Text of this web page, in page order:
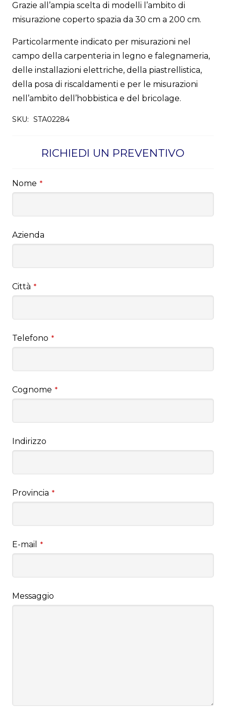
Grazie all’ampia scelta di modelli l’ambito di
misurazione coperto spazia da 30 cm a 200 cm.
Particolarmente indicato per misurazioni nel
campo della carpenteria in legno e falegnameria,
delle installazioni elettriche, della piastrellistica,
della posa di riscaldamenti e per le misurazioni
nell’ambito dell’hobbistica e del bricolage.
SKU: STA02284
RICHIEDI UN PREVENTIVO
Nome *
Azienda
Città *
Telefono *
Cognome *
Indirizzo
Provincia *
E-mail *
Messaggio